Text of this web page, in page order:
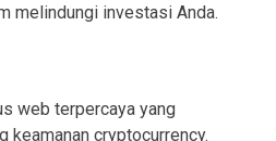
melindungi investasi Anda.
web terpercaya yang
keamanan cryptocurrency.